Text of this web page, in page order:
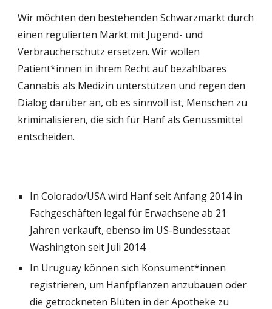
Wir möchten den bestehenden Schwarzmarkt durch
einen regulierten Markt mit Jugend- und
Verbraucherschutz ersetzen. Wir wollen
Patient*innen in ihrem Recht auf bezahlbares
Cannabis als Medizin unterstützen und regen den
Dialog darüber an, ob es sinnvoll ist, Menschen zu
kriminalisieren, die sich für Hanf als Genussmittel
entscheiden.
In Colorado/USA wird Hanf seit Anfang 2014 in
Fachgeschäften legal für Erwachsene ab 21
Jahren verkauft, ebenso im US-Bundesstaat
Washington seit Juli 2014.
In Uruguay können sich Konsument*innen
registrieren, um Hanfpflanzen anzubauen oder
die getrockneten Blüten in der Apotheke zu